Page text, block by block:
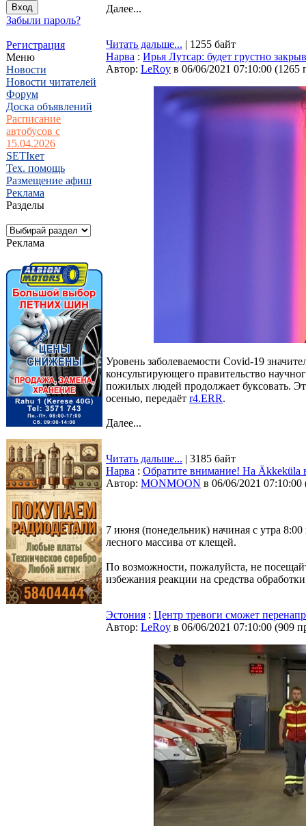
Забыли пароль?
Регистрация
Меню
Новости
Новости читателей
Форум
Доска объявлений
Расписание
автобусов с
15.04.2026
SETIкет
Тех. помощь
Размещение афиш
Реклама
Разделы
Реклама
Далее...
Читать дальше... | 1255 байт
Нарва : Ирья Лутсар: будет грустно
Автор: LeRoy в 06/06/2021 07:10:00 (1265
Уровень заболеваемости Covid-19
консультирующего правительство
пожилых людей продолжает буксовать.
осенью, передаёт r4.ERR.
Далее...
Читать дальше... | 3185 байт
Нарва : Обратите внимание! На Äkkekülа
Автор: MONMOON в 06/06/2021 07:10:00
7 июня (понедельник) начиная с утра
лесного массива от клещей.
По возможности, пожалуйста, не
избежания реакции на средства
Эстония : Центр тревоги сможет
Автор: LeRoy в 06/06/2021 07:10:00 (909